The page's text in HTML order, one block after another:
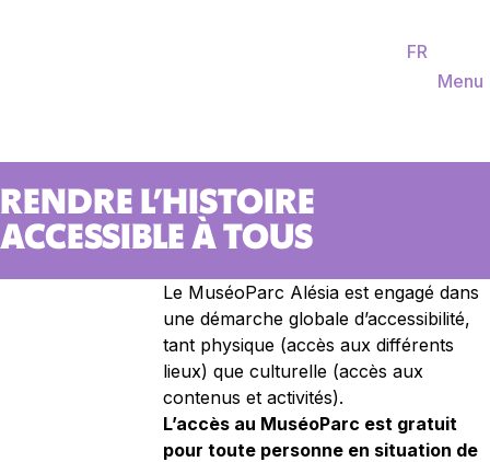
FR
EN
Menu
RENDRE L’HISTOIRE
ACCESSIBLE À TOUS
Le MuséoParc Alésia est engagé dans
une démarche globale d’accessibilité,
tant physique (accès aux différents
lieux) que culturelle (accès aux
contenus et activités).
L’accès au MuséoParc est gratuit
pour toute personne en situation de